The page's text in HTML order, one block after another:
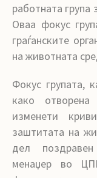
работната
Оваа фокус
граѓанските
на животната
Фокус групата,
како
изменети
заштитата на
дел
менаџер во